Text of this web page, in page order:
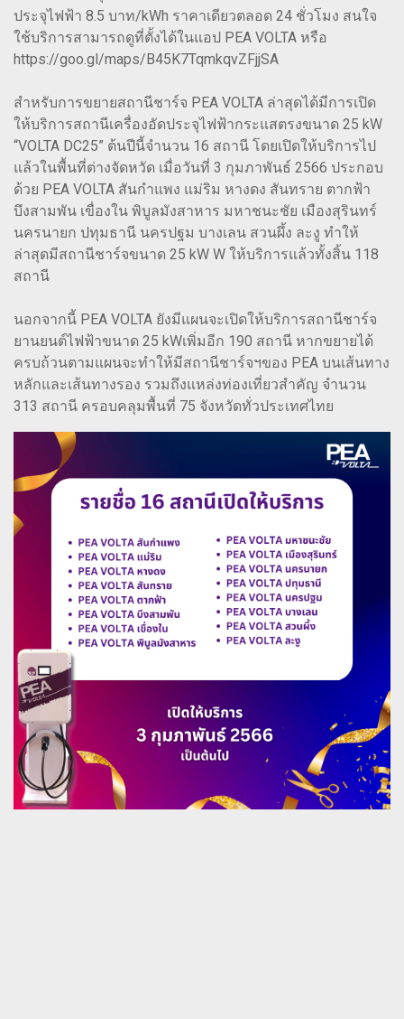
ประจุไฟฟ้า 8.5 บาท/kWh ราคาเดียวตลอด 24 ชั่วโมง สนใจ
ใช้บริการสามารถดูที่ตั้งได้ในแอป PEA VOLTA หรือ
https://goo.gl/maps/B45K7TqmkqvZFjjSA
สำหรับการขยายสถานีชาร์จ PEA VOLTA ล่าสุดได้มีการเปิด
ให้บริการสถานีเครื่องอัดประจุไฟฟ้ากระแสตรงขนาด 25 kW
“VOLTA DC25” ต้นปีนี้จำนวน 16 สถานี โดยเปิดให้บริการไป
แล้วในพื้นที่ต่างจัดหวัด เมื่อวันที่ 3 กุมภาพันธ์ 2566 ประกอบ
ด้วย PEA VOLTA สันกำแพง แม่ริม หางดง สันทราย ตากฟ้า
บึงสามพัน เขื่องใน พิบูลมังสาหาร มหาชนะชัย เมืองสุรินทร์
นครนายก ปทุมธานี นครปฐม บางเลน สวนผึ้ง ละงู ทำให้
ล่าสุดมีสถานีชาร์จขนาด 25 kW W ให้บริการแล้วทั้งสิ้น 118
สถานี
นอกจากนี้ PEA VOLTA ยังมีแผนจะเปิดให้บริการสถานีชาร์จ
ยานยนต์ไฟฟ้าขนาด 25 kWเพิ่มอีก 190 สถานี หากขยายได้
ครบถ้วนตามแผนจะทำให้มีสถานีชาร์จฯของ PEA บนเส้นทาง
หลักและเส้นทางรอง รวมถึงแหล่งท่องเที่ยวสำคัญ จำนวน
313 สถานี ครอบคลุมพื้นที่ 75 จังหวัดทั่วประเทศไทย